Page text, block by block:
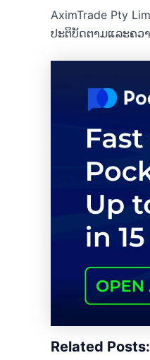
AximTrade Pty
ປະຕິບັດຕາມແລະຄວ
Related Posts: